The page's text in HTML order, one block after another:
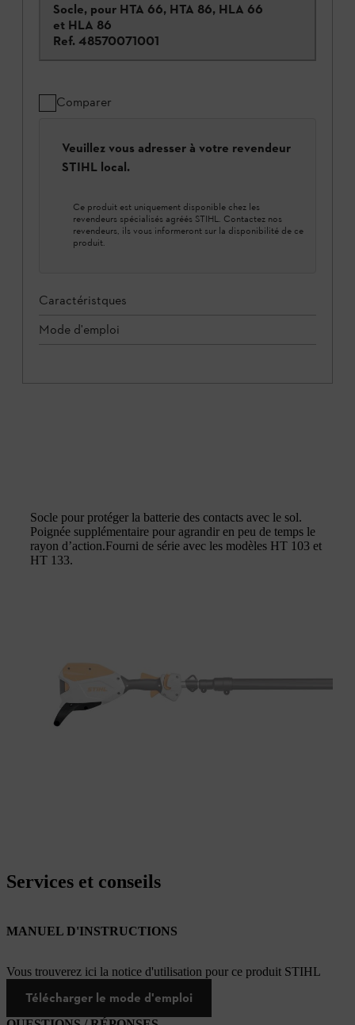
Socle, pour HTA 66, HTA 86, HLA 66
et HLA 86
Ref. 48570071001
Comparer
Veuillez vous adresser à votre revendeur
STIHL local.
Ce produit est uniquement disponible chez les
revendeurs spécialisés agréés STIHL. Contactez nos
revendeurs, ils vous informeront sur la disponibilité de ce
produit.
Caractéristques
Mode d'emploi
Socle pour protéger la batterie des contacts avec le sol.
Poignée supplémentaire pour agrandir en peu de temps le
rayon d’action.Fourni de série avec les modèles HT 103 et
HT 133.
Services et conseils
MANUEL D'INSTRUCTIONS
Vous trouverez ici la notice d'utilisation pour ce produit STIHL
Télécharger le mode d'emploi